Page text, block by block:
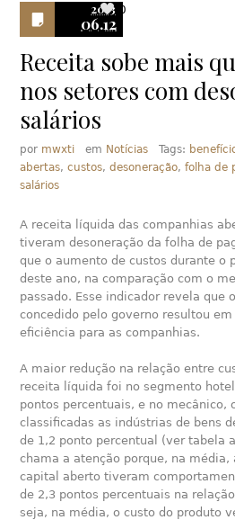
2013
06.12
0
Receita sobe mais
nos setores com
salários
por mwxti em Notícias Tags:
abertas,custos,desoneração,folha de
salários
A receita líquida das companhias
tiveram desoneração da folha de
que o aumento de custos durante o
deste ano, na comparação com o
passado. Esse indicador revela que
concedido pelo governo resultou
eficiência para as companhias.
A maior redução na relação entre
receita líquida foi no segmento
pontos percentuais, e no mecânico,
classificadas as indústrias de bens
de 1,2 ponto percentual (ver tabela
chama a atenção porque, na média,
capital aberto tiveram
de 2,3 pontos percentuais na
seja, na média, o custo do produto